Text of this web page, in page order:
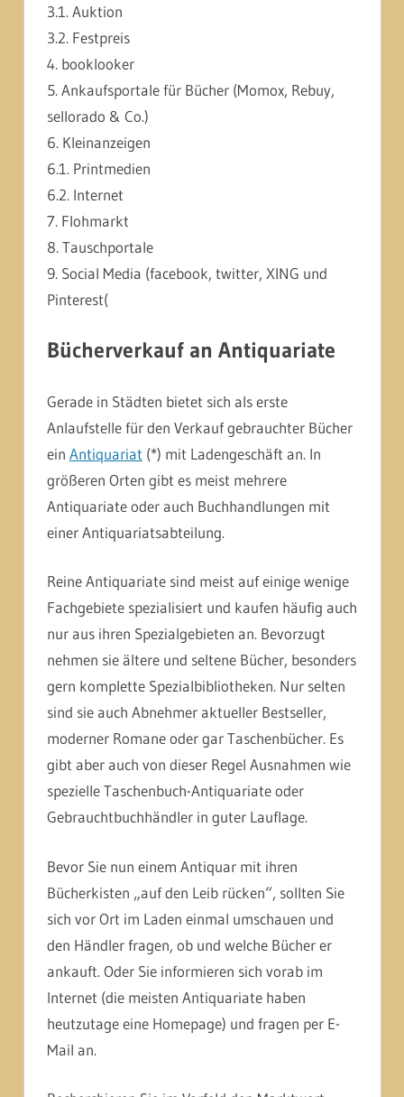
3.1. Auktion
3.2. Festpreis
4. booklooker
5. Ankaufsportale für Bücher (Momox, Rebuy,
sellorado & Co.)
6. Kleinanzeigen
6.1. Printmedien
6.2. Internet
7. Flohmarkt
8. Tauschportale
9. Social Media (facebook, twitter, XING und
Pinterest(
Bücherverkauf an Antiquariate
Gerade in Städten bietet sich als erste
Anlaufstelle für den Verkauf gebrauchter Bücher
ein Antiquariat (*) mit Ladengeschäft an. In
größeren Orten gibt es meist mehrere
Antiquariate oder auch Buchhandlungen mit
einer Antiquariatsabteilung.
Reine Antiquariate sind meist auf einige wenige
Fachgebiete spezialisiert und kaufen häufig auch
nur aus ihren Spezialgebieten an. Bevorzugt
nehmen sie ältere und seltene Bücher, besonders
gern komplette Spezialbibliotheken. Nur selten
sind sie auch Abnehmer aktueller Bestseller,
moderner Romane oder gar Taschenbücher. Es
gibt aber auch von dieser Regel Ausnahmen wie
spezielle Taschenbuch-Antiquariate oder
Gebrauchtbuchhändler in guter Lauflage.
Bevor Sie nun einem Antiquar mit ihren
Bücherkisten „auf den Leib rücken“, sollten Sie
sich vor Ort im Laden einmal umschauen und
den Händler fragen, ob und welche Bücher er
ankauft. Oder Sie informieren sich vorab im
Internet (die meisten Antiquariate haben
heutzutage eine Homepage) und fragen per E-
Mail an.